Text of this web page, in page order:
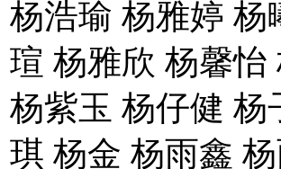
杨浩瑜 杨雅婷 杨
瑄 杨雅欣 杨馨怡
杨紫玉 杨仔健 杨
琪 杨金 杨雨鑫